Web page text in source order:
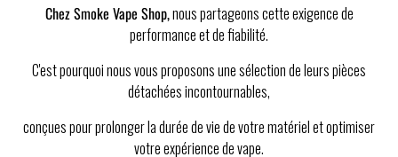
Chez Smoke Vape Shop,nous partageons cette exigence de
performance et de fiabilité.
C'est pourquoi nous vous proposons une sélection de leurs pièces
détachées incontournables,
conçues pour prolonger la durée de vie de votre matériel et optimiser
votre expérience de vape.